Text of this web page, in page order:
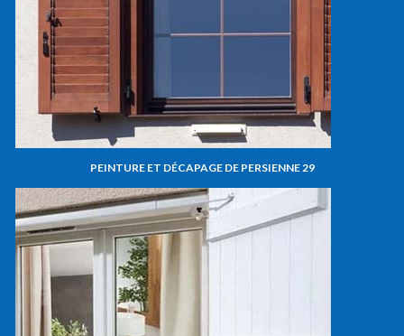
PEINTURE ET DÉCAPAGE DE PERSIENNE 29